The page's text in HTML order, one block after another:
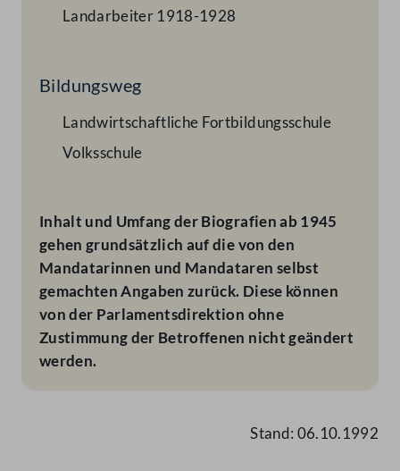
Landarbeiter 1918-1928
Bildungsweg
Landwirtschaftliche Fortbildungsschule
Volksschule
Inhalt und Umfang der Biografien ab 1945
gehen grundsätzlich auf die von den
Mandatarinnen und Mandataren selbst
gemachten Angaben zurück. Diese können
von der Parlamentsdirektion ohne
Zustimmung der Betroffenen nicht geändert
werden.
Stand: 06.10.1992